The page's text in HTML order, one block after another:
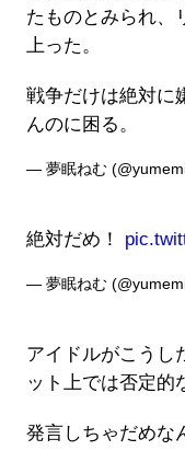
たものとみられ、
上った。
戦争だけは絶対に
んのに困る。
— 夢眠ねむ
絶対だめ！
— 夢眠ねむ
アイドルがこう
ット上では否定的
発言しちゃだめな